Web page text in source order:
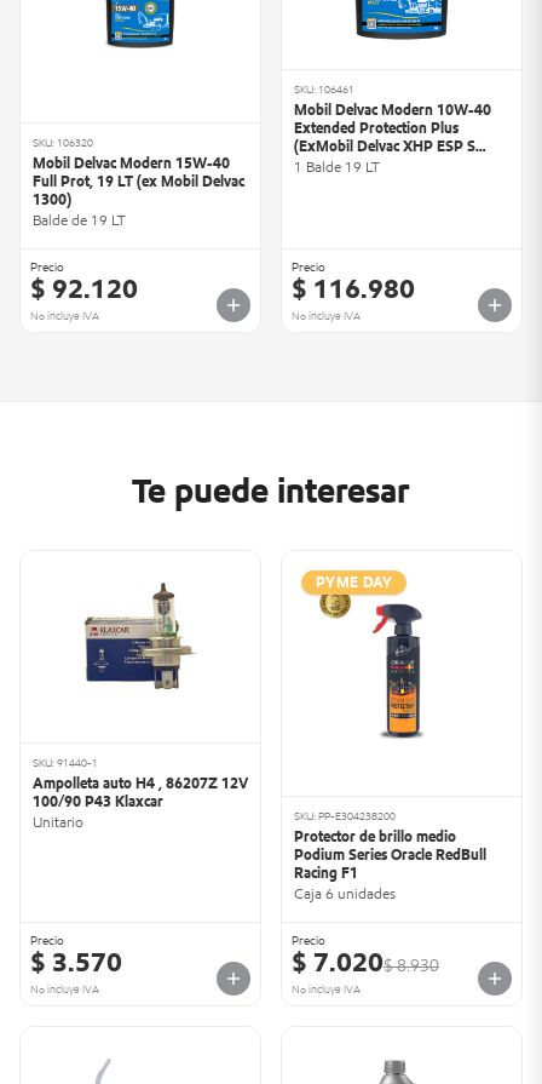
SKU: 106320
Mobil Delvac Modern 15W-40
Full Prot, 19 LT (ex Mobil Delvac
1300)
Balde de 19 LT
Precio
$ 92.120
No incluye IVA
SKU: 106461
Mobil Delvac Modern 10W-40
Extended Protection Plus
(ExMobil Delvac XHP ESP S
10W-40)
1 Balde 19 LT
Precio
$ 116.980
No incluye IVA
Te puede interesar
SKU: 91440-1
Ampolleta auto H4 , 86207Z 12V
100/90 P43 Klaxcar
Unitario
Precio
$ 3.570
No incluye IVA
PYME DAY
SKU: PP-E304238200
Protector de brillo medio
Podium Series Oracle RedBull
Racing F1
Caja 6 unidades
Precio
$ 7.020$ 8.930
No incluye IVA